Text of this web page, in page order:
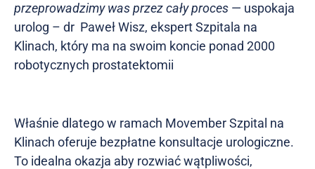
przeprowadzimy was przez cały proces — uspokaja
urolog – dr Paweł Wisz, ekspert Szpitala na
Klinach, który ma na swoim koncie ponad 2000
robotycznych prostatektomii
Właśnie dlatego w ramach Movember Szpital na
Klinach oferuje bezpłatne konsultacje urologiczne.
To idealna okazja aby rozwiać wątpliwości,